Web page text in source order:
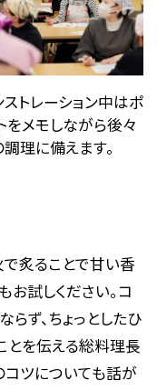
トレーション中はポ
をメモしながら後々
調理に備えます。
で炙ることで甘い香
お試しください。コ
らず、ちょっとしたひ
とを伝える総料理長
コツについても話が